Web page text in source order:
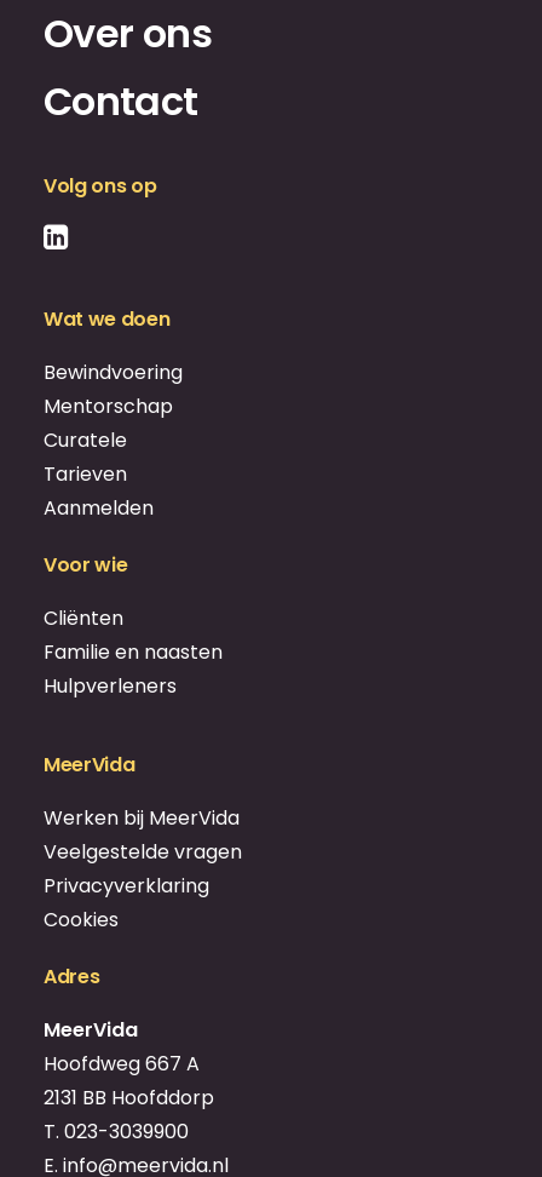
Over ons
Contact
Volg ons op
Wat we doen
Bewindvoering
Mentorschap
Curatele
Tarieven
Aanmelden
Voor wie
Cliënten
Familie en naasten
Hulpverleners
MeerVida
Werken bij MeerVida
Veelgestelde vragen
Privacyverklaring
Cookies
Adres
MeerVida
Hoofdweg 667 A
2131 BB Hoofddorp
T. 023-3039900
E. info@meervida.nl